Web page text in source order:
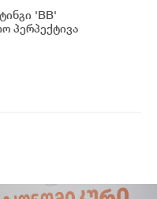
-
'BB'
პერპექტივა